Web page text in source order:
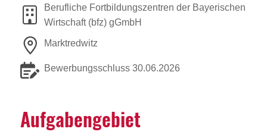
Berufliche Fortbildungszentren der Bayerischen
Wirtschaft (bfz) gGmbH
Marktredwitz
Bewerbungsschluss 30.06.2026
Aufga­ben­ge­biet